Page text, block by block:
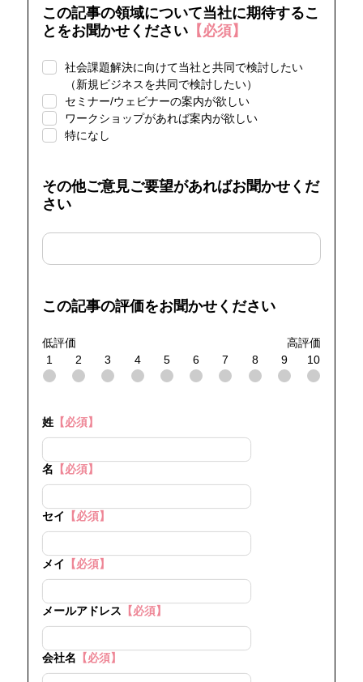
この記事の領域について当社に期待するこ
とをお聞かせください【必須】
社会課題解決に向けて当社と共同で検討したい
（新規ビジネスを共同で検討したい）
セミナー/ウェビナーの案内が欲しい
ワークショップがあれば案内が欲しい
特になし
その他ご意見ご要望があればお聞かせくだ
さい
この記事の評価をお聞かせください
低評価
高評価
1
2 3 4 5 6 7 8 9 10
姓【必須】
名 【必須】
セイ 【必須】
メイ 【必須】
メールアドレス 【必須】
会社名 【必須】